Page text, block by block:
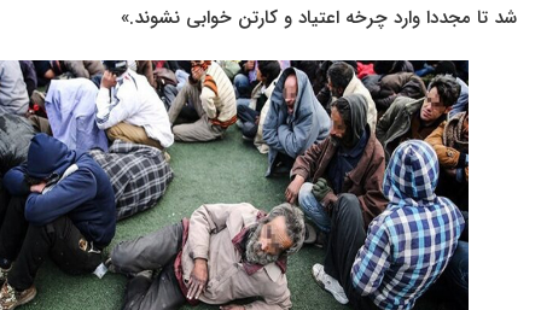
شد تا مجددا وارد چرخه اعتیاد و کارتن خوابی نشوند.»